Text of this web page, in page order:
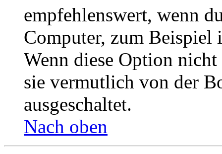
empfehlenswert, wenn
Computer, zum Beispiel
Wenn diese Option
sie vermutlich von der
ausgeschaltet.
Nach oben